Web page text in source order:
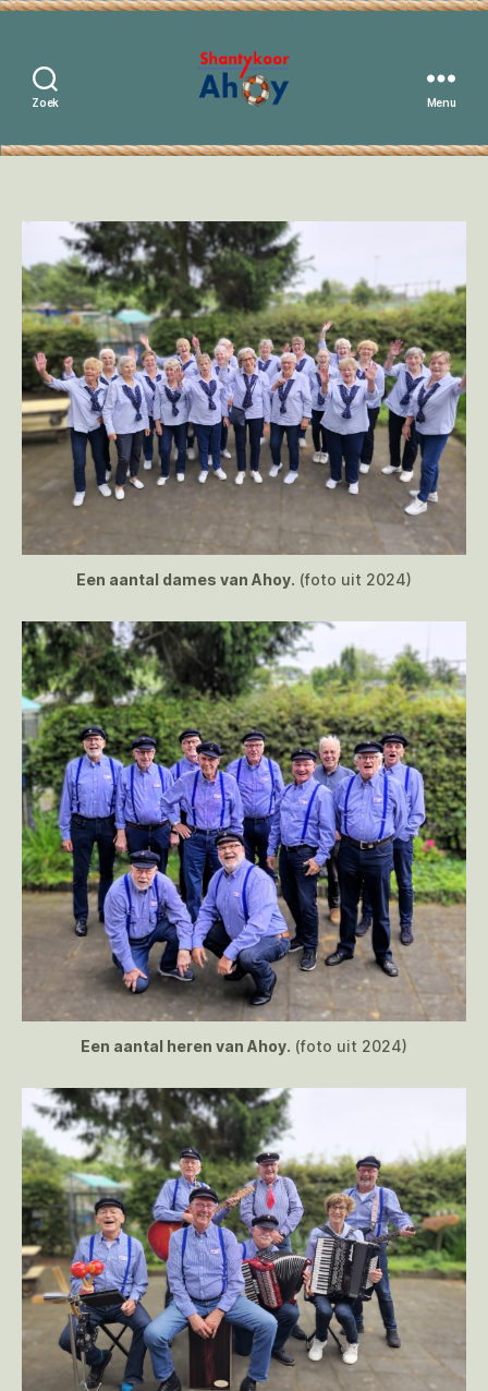
Zoek
Ahoy
Menu
Een aantal dames van Ahoy. (foto uit 2024)
Een aantal heren van Ahoy. (foto uit 2024)